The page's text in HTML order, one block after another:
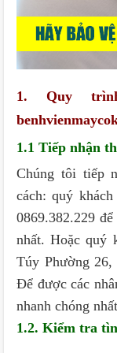
1. Quy
1.1 Tiếp nhận
Chúng tôi tiếp
cách: quý
0869.382.229
nhất. Hoặc quý
Túy Phường
Để được các
nhanh chóng
1.2. Kiểm tra